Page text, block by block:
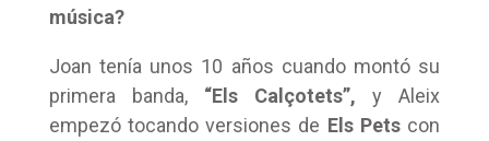
música?
Joan tenía unos 10 años cuando montó su
primera banda, “Els Calçotets”, y Aleix
empezó tocando versiones de Els Petscon